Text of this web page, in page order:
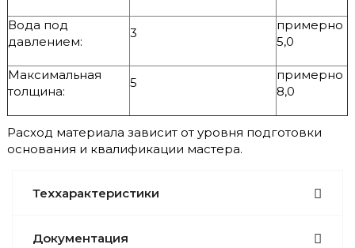
Вода под
давлением:
3
примерно
5,0
Максимальная
толщина:
5
примерно
8,0
Расход материала зависит от уровня подготовки
основания и квалификации мастера.
Теххарактеристики
Документация